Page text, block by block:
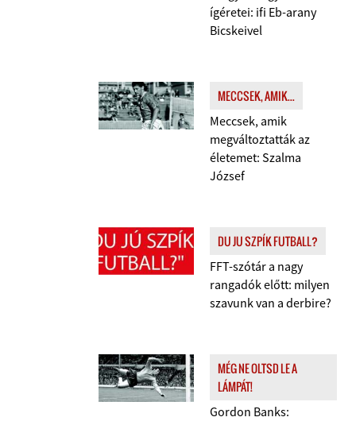
ígéretei: ifi Eb-arany
Bicskeivel
MECCSEK, AMIK...
Meccsek, amik
megváltoztatták az
életemet: Szalma
József
DU JU SZPÍK FUTBALL?
FFT-szótár a nagy
rangadók előtt: milyen
szavunk van a derbire?
MÉG NE OLTSD LE A
LÁMPÁT!
Gordon Banks: